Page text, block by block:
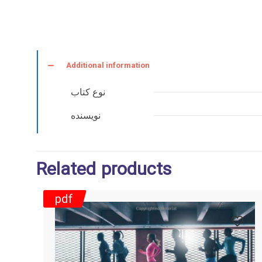
Additional information
نوع کتاب
نویسنده
Related products
pdf